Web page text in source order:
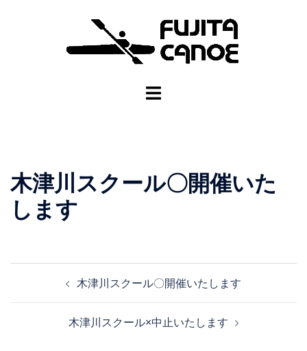
木津川スクール〇開催いた
します
木津川スクール〇開催いたします
木津川スクール×中止いたします